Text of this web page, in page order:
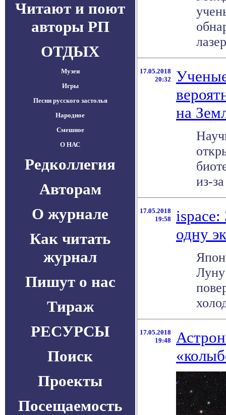
Читают и поют
авторы РП
ОТДЫХ
Музеи
Игры
Песни русского застолья
Народное
Смешное
О НАС
Редколлегия
Авторам
О журнале
Как читать
журнал
Пишут о нас
Тираж
РЕСУРСЫ
Поиск
Проекты
Посещаемость
17.05.2018
20:32
на
из-
17.05.2018
19:58
ispace:
одну
17.05.2018
19:48